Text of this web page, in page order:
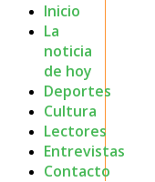
Inicio
La
noticia
de hoy
Deportes
Cultura
Lectores
Entrevistas
Contacto